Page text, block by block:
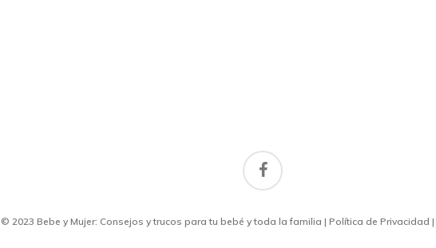
facebook
© 2023 Bebe y Mujer: Consejos y trucos para tu bebé y toda la familia | Política de Privacidad |